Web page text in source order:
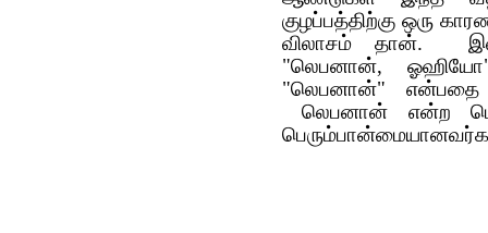
குழப்பத்திற்கு ஒரு
விலாசம் தான்.
"லெபனான்,
"லெபனான்" என்பதை
லெபனான் என்ற